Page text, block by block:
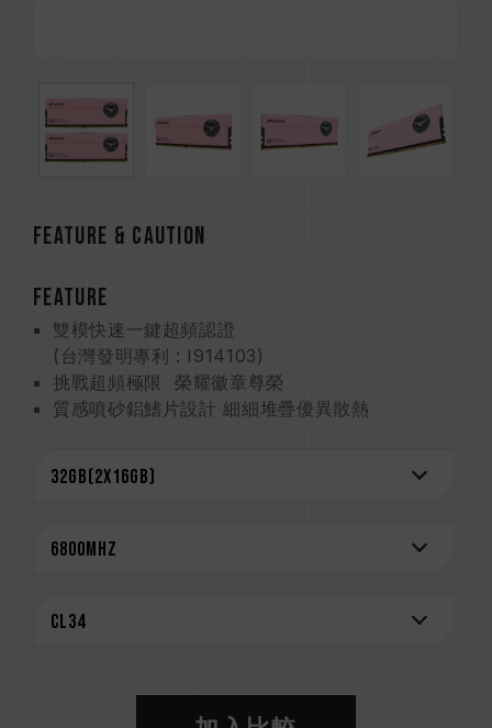
FEATURE & CAUTION
FEATURE
雙模快速一鍵超頻認證
(台灣發明專利 : I914103)
挑戰超頻極限 榮耀徽章尊榮
質感噴砂鋁鰭片設計 細細堆疊優異散熱
搭載電源管理晶片 穩定有效運用電力
終身保固
相容平台完整資訊，可至
進一步了